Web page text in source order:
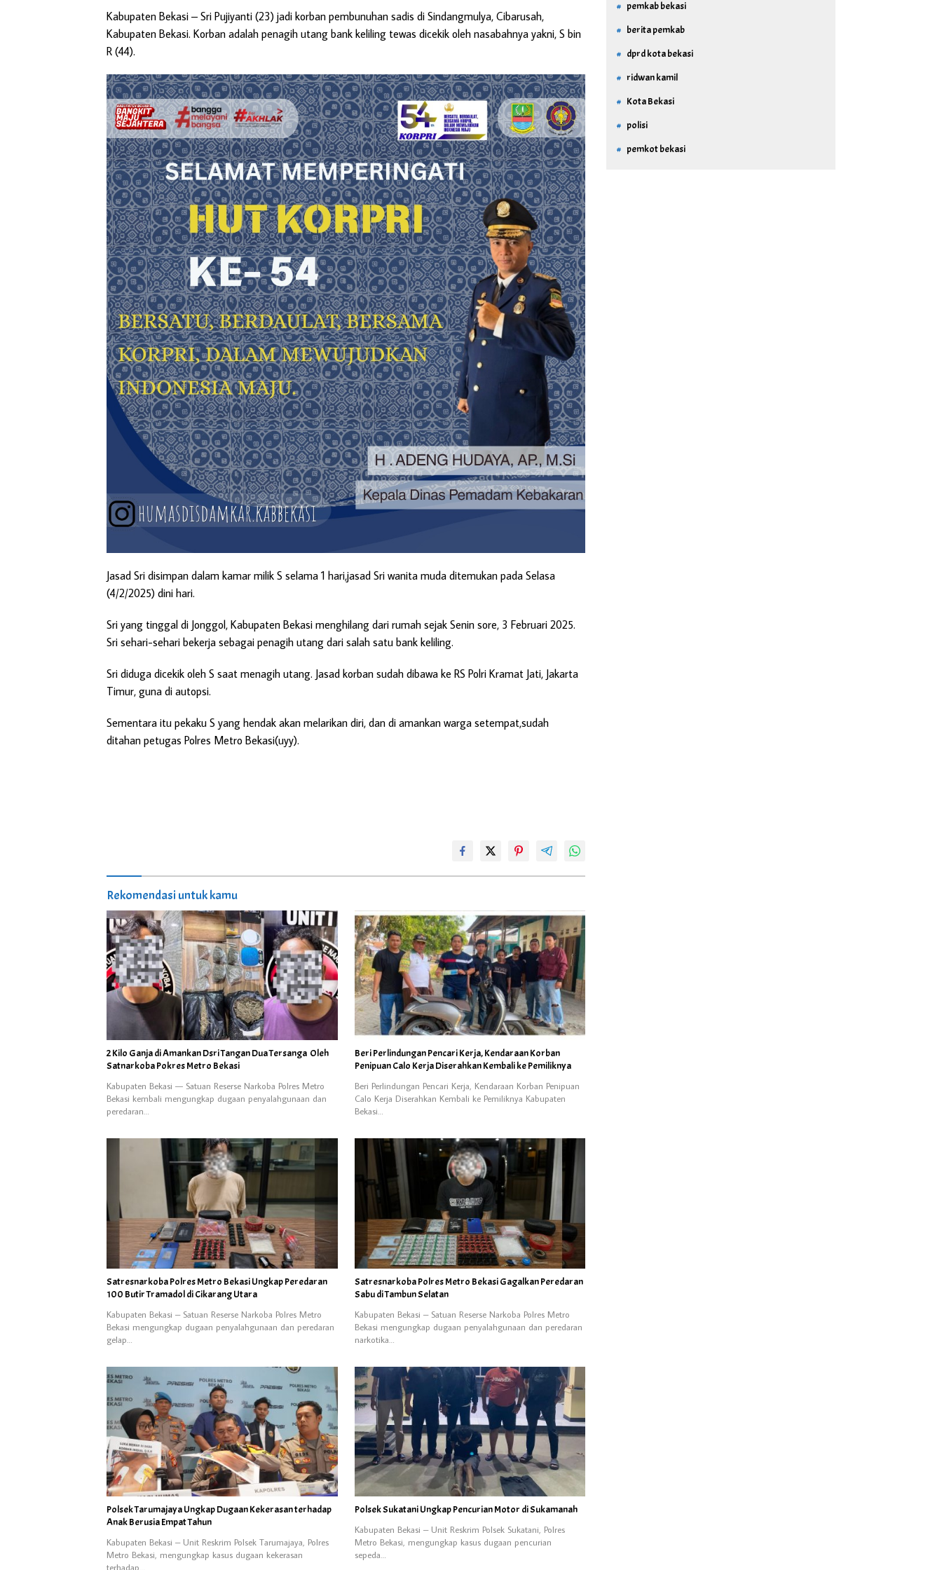
Kabupaten Bekasi – Sri Pujiyanti (23) jadi korban pembunuhan sadis di Sindangmulya, Cibarusah,
Kabupaten Bekasi. Korban adalah penagih utang bank keliling tewas dicekik oleh nasabahnya yakni, S bin
R (44).
Jasad Sri disimpan dalam kamar milik S selama 1 hari,jasad Sri wanita muda ditemukan pada Selasa
(4/2/2025) dini hari.
Sri yang tinggal di Jonggol, Kabupaten Bekasi menghilang dari rumah sejak Senin sore, 3 Februari 2025.
Sri sehari-sehari bekerja sebagai penagih utang dari salah satu bank keliling.
Sri diduga dicekik oleh S saat menagih utang. Jasad korban sudah dibawa ke RS Polri Kramat Jati, Jakarta
Timur, guna di autopsi.
Sementara itu pekaku S yang hendak akan melarikan diri, dan di amankan warga setempat,sudah
ditahan petugas Polres Metro Bekasi(uyy).
Rekomendasi untuk kamu
2 Kilo Ganja di Amankan Dsri Tangan Dua Tersanga Oleh
Satnarkoba Pokres Metro Bekasi
Kabupaten Bekasi — Satuan Reserse Narkoba Polres Metro
Bekasi kembali mengungkap dugaan penyalahgunaan dan
peredaran…
Beri Perlindungan Pencari Kerja, Kendaraan Korban
Penipuan Calo Kerja Diserahkan Kembali ke Pemiliknya
Beri Perlindungan Pencari Kerja, Kendaraan Korban Penipuan
Calo Kerja Diserahkan Kembali ke Pemiliknya Kabupaten
Bekasi…
Satresnarkoba Polres Metro Bekasi Ungkap Peredaran
100 Butir Tramadol di Cikarang Utara
Kabupaten Bekasi – Satuan Reserse Narkoba Polres Metro
Bekasi mengungkap dugaan penyalahgunaan dan peredaran
gelap…
Satresnarkoba Polres Metro Bekasi Gagalkan Peredaran
Sabu di Tambun Selatan
Kabupaten Bekasi – Satuan Reserse Narkoba Polres Metro
Bekasi mengungkap dugaan penyalahgunaan dan peredaran
narkotika…
Polsek Tarumajaya Ungkap Dugaan Kekerasan terhadap
Anak Berusia Empat Tahun
Kabupaten Bekasi – Unit Reskrim Polsek Tarumajaya, Polres
Metro Bekasi, mengungkap kasus dugaan kekerasan
terhadap…
Polsek Sukatani Ungkap Pencurian Motor di Sukamanah
Kabupaten Bekasi – Unit Reskrim Polsek Sukatani, Polres
Metro Bekasi, mengungkap kasus dugaan pencurian
sepeda…
pemkab bekasi
berita pemkab
dprd kota bekasi
ridwan kamil
Kota Bekasi
polisi
pemkot bekasi